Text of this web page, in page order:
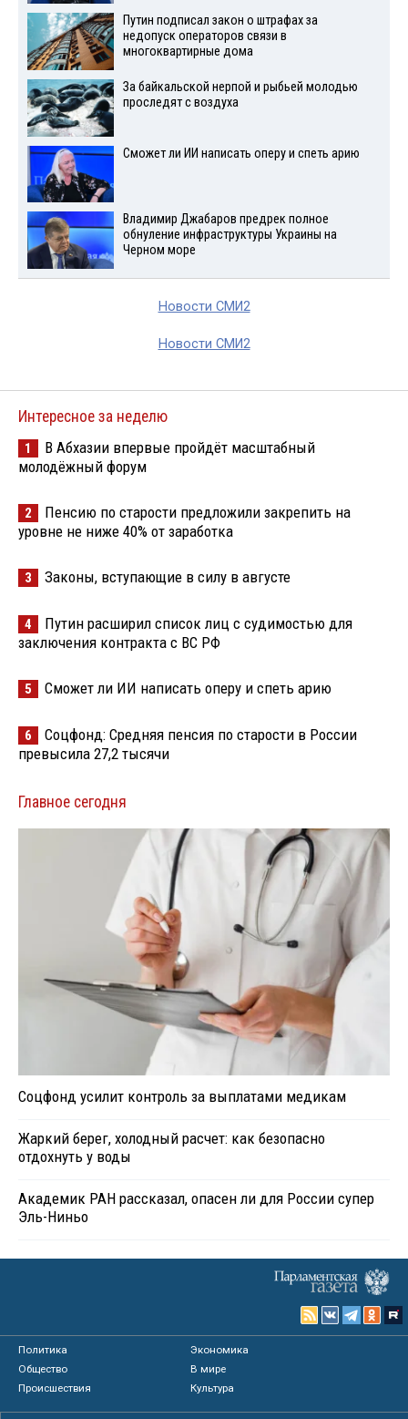
Путин подписал закон о штрафах за
недопуск операторов связи в
многоквартирные дома
За байкальской нерпой и рыбьей молодью
проследят с воздуха
Сможет ли ИИ написать оперу и спеть арию
Владимир Джабаров предрек полное
обнуление инфраструктуры Украины на
Черном море
Новости СМИ2
Новости СМИ2
Интересное за неделю
1
В Абхазии впервые пройдёт масштабный
молодёжный форум
2
Пенсию по старости предложили закрепить на
уровне не ниже 40% от заработка
3 Законы, вступающие в силу в августе
4
Путин расширил список лиц с судимостью для
заключения контракта с ВС РФ
5 Сможет ли ИИ написать оперу и спеть арию
6
Соцфонд: Средняя пенсия по старости в России
превысила 27,2 тысячи
Главное сегодня
Соцфонд усилит контроль за выплатами медикам
Жаркий берег, холодный расчет: как безопасно
отдохнуть у воды
Академик РАН рассказал, опасен ли для России супер
Эль-Ниньо
Политика
Экономика
Общество
В мире
Происшествия
Культура